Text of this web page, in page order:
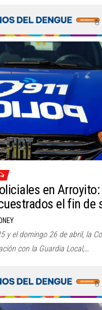
en
el fin de
y el domingo 26 de abril, la
con la Guardia Local,…